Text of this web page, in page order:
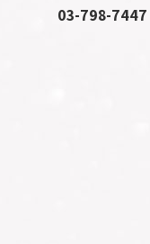
03-798-7447